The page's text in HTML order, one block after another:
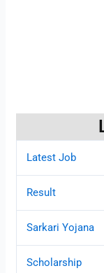
Latest Job
Result
Sarkari Yojana
Scholarship